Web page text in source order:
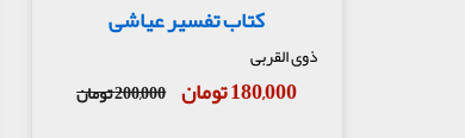
کتاب تفسیر عیاشی
ذوی القربی
180,000 تومان 200,000 تومان